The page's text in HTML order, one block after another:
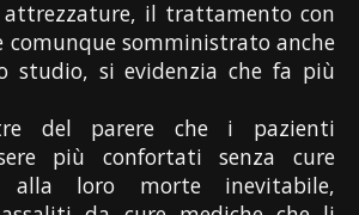
il trattamento con
comunque somministrato anche
studio, si evidenzia che fa più
del parere che i pazienti
più confortati senza cure
alla loro morte inevitabile,